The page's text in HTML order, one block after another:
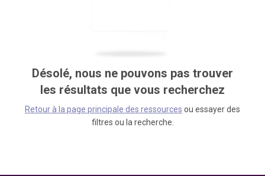
Désolé, nous ne pouvons pas trouver
les résultats que vous recherchez
Retour à la page principale des ressources ou essayer des
filtres ou la recherche.